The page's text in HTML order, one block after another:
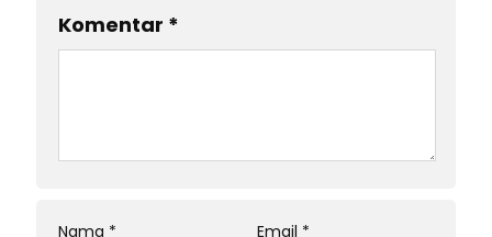
Komentar *
Nama * Email *